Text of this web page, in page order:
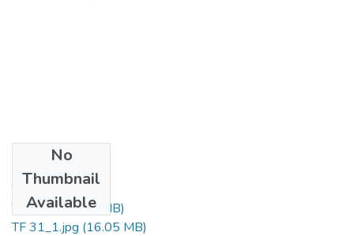
No
Thumbnail
Available
TF 31.mtl(219 B)
TF 31.obj(5.83 MB)
TF 31_1.jpg (16.05 MB)